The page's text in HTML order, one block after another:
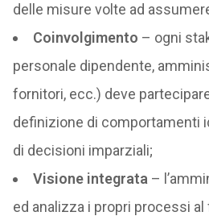
delle misure volte ad
Coinvolgimento – ogni
personale dipendente,
fornitori, ecc.) deve
definizione di comportamenti
di decisioni imparziali;
Visione integrata –
ed analizza i propri processi